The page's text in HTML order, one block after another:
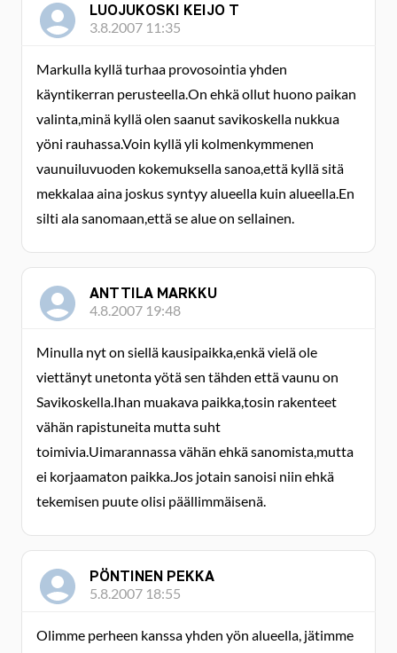
LUOJUKOSKI KEIJO T
3.8.2007 11:35
Markulla kyllä turhaa provosointia yhden
käyntikerran perusteella.On ehkä ollut huono paikan
valinta,minä kyllä olen saanut savikoskella nukkua
yöni rauhassa.Voin kyllä yli kolmenkymmenen
vaunuiluvuoden kokemuksella sanoa,että kyllä sitä
mekkalaa aina joskus syntyy alueella kuin alueella.En
silti ala sanomaan,että se alue on sellainen.
ANTTILA MARKKU
4.8.2007 19:48
Minulla nyt on siellä kausipaikka,enkä vielä ole
viettänyt unetonta yötä sen tähden että vaunu on
Savikoskella.Ihan muakava paikka,tosin rakenteet
vähän rapistuneita mutta suht
toimivia.Uimarannassa vähän ehkä sanomista,mutta
ei korjaamaton paikka.Jos jotain sanoisi niin ehkä
tekemisen puute olisi päällimmäisenä.
PÖNTINEN PEKKA
5.8.2007 18:55
Olimme perheen kanssa yhden yön alueella, jätimme